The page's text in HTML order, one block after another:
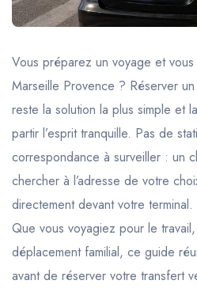
Vous préparez un voyage et
Marseille Provence ? Réserver un
reste la solution la plus simple et
partir l’esprit tranquille. Pas de
correspondance à surveiller : un
chercher à l’adresse de votre
directement devant votre terminal.
Que vous voyagiez pour le
déplacement familial, ce guide
avant de réserver votre transfert